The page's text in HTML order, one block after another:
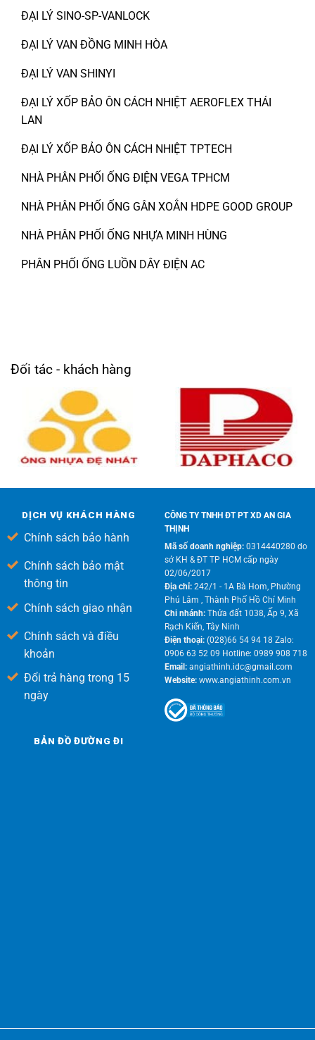
ĐẠI LÝ SINO-SP-VANLOCK
ĐẠI LÝ VAN ĐỒNG MINH HÒA
ĐẠI LÝ VAN SHINYI
ĐẠI LÝ XỐP BẢO ÔN CÁCH NHIỆT AEROFLEX THÁI
LAN
ĐẠI LÝ XỐP BẢO ÔN CÁCH NHIỆT TPTECH
NHÀ PHÂN PHỐI ỐNG ĐIỆN VEGA TPHCM
NHÀ PHÂN PHỐI ỐNG GÂN XOẮN HDPE GOOD GROUP
NHÀ PHÂN PHỐI ỐNG NHỰA MINH HÙNG
PHÂN PHỐI ỐNG LUỒN DÂY ĐIỆN AC
Đối tác - khách hàng
DỊCH VỤ KHÁCH HÀNG
Chính sách bảo hành
Chính sách bảo mật
thông tin
Chính sách giao nhận
Chính sách và điều
khoản
Đổi trả hàng trong 15
ngày
CÔNG TY TNHH ĐT PT XD AN GIA
THỊNH
Mã số doanh nghiệp:0314440280 do
sở KH & ĐT TP HCM cấp ngày
02/06/2017
Địa chỉ:242/1 - 1A Bà Hom, Phường
Phú Lâm , Thành Phố Hồ Chí Minh
Chi nhánh: Thửa đất 1038, Ấp 9, Xã
Rạch Kiến, Tây Ninh
Điện thoại:(028)66 54 94 18 Zalo:
0906 63 52 09 Hotline: 0989 908 718
Email:angiathinh.idc@gmail.com
Website:www.angiathinh.com.vn
BẢN ĐỒ ĐƯỜNG ĐI